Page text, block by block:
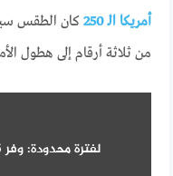
أمريكا الـ 250
كان الطقس
من ثلاثة أرقام إلى هطول
لفترة محدودة: وفر 25% على اشتراك NBC News